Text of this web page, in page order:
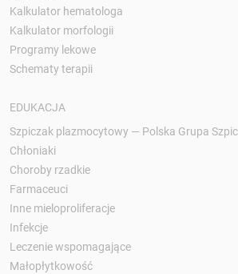
Kalkulator hematologa
Kalkulator morfologii
Programy lekowe
Schematy terapii
EDUKACJA
Szpiczak plazmocytowy — Polska Grupa
Chłoniaki
Choroby rzadkie
Farmaceuci
Inne mieloproliferacje
Infekcje
Leczenie wspomagające
Małopłytkowość